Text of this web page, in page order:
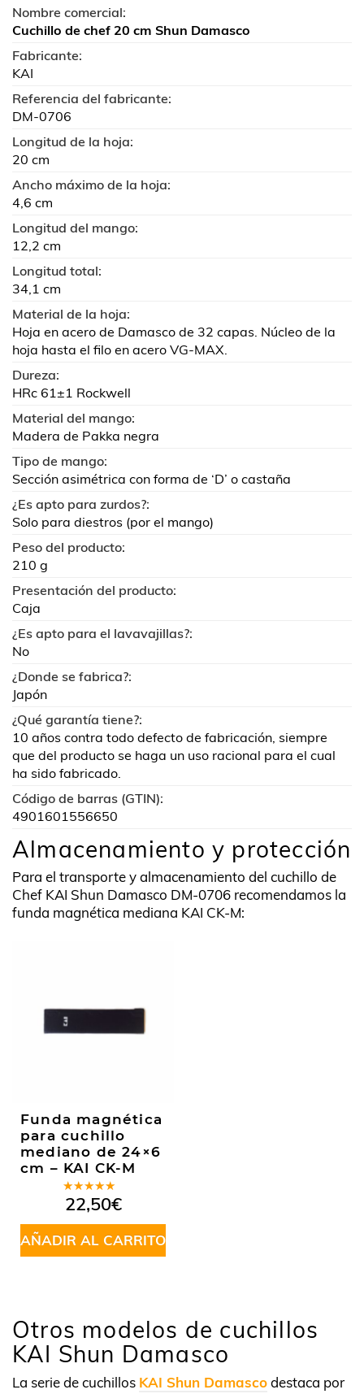
Nombre comercial:
Cuchillo de chef 20 cm Shun Damasco
Fabricante:
KAI
Referencia del fabricante:
DM-0706
Longitud de la hoja:
20 cm
Ancho máximo de la hoja:
4,6 cm
Longitud del mango:
12,2 cm
Longitud total:
34,1 cm
Material de la hoja:
Hoja en acero de Damasco de 32 capas. Núcleo de la
hoja hasta el filo en acero VG-MAX.
Dureza:
HRc 61±1 Rockwell
Material del mango:
Madera de Pakka negra
Tipo de mango:
Sección asimétrica con forma de ‘D’ o castaña
¿Es apto para zurdos?:
Solo para diestros (por el mango)
Peso del producto:
210 g
Presentación del producto:
Caja
¿Es apto para el lavavajillas?:
No
¿Donde se fabrica?:
Japón
¿Qué garantía tiene?:
10 años contra todo defecto de fabricación, siempre
que del producto se haga un uso racional para el cual
ha sido fabricado.
Código de barras (GTIN):
4901601556650
Almacenamiento y protección
Para el transporte y almacenamiento del cuchillo de
Chef KAI Shun Damasco DM-0706 recomendamos la
funda magnética mediana KAI CK-M:
Funda magnética
para cuchillo
mediano de 24×6
cm – KAI CK-M
Valorado
en4.85
de 5
22,50€
AÑADIR AL CARRITO
Otros modelos de cuchillos
KAI Shun Damasco
La serie de cuchillos KAI Shun Damascodestaca por